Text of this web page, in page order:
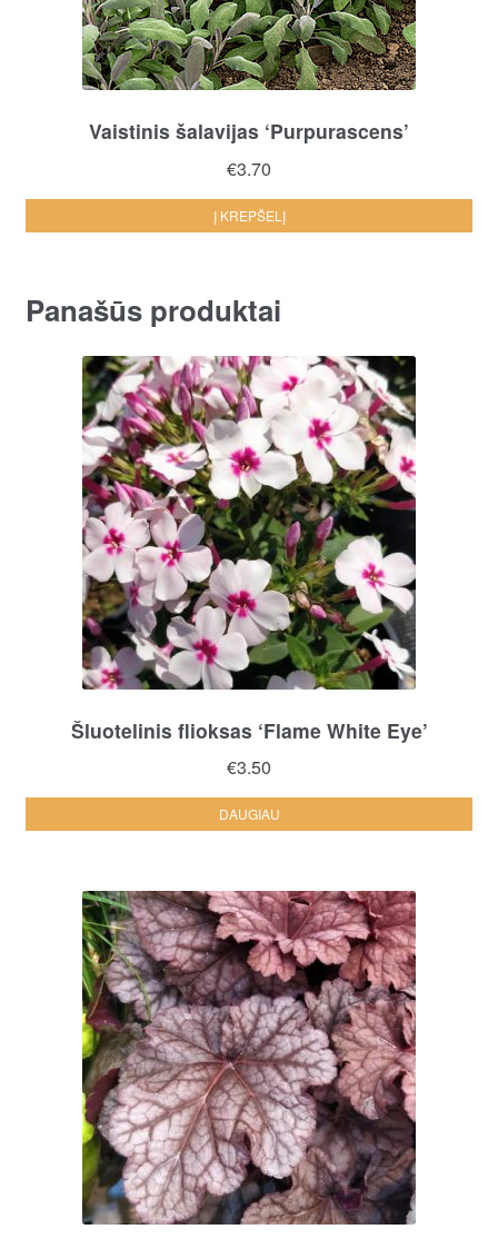
Vaistinis šalavijas ‘Purpurascens’
€3.70
Į KREPŠELĮ
Panašūs produktai
Šluotelinis flioksas ‘Flame White Eye’
€3.50
DAUGIAU